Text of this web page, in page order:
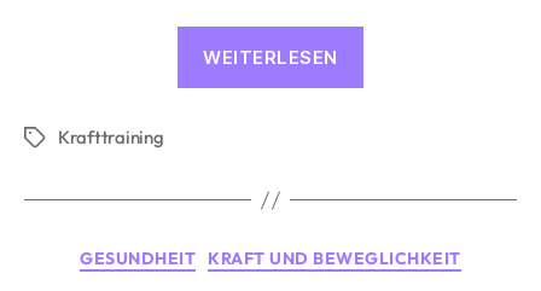
WEITERLESEN
Triathlon»
Schlagwörter
Krafttraining
Kategorien
GESUNDHEIT KRAFT UND BEWEGLICHKEIT